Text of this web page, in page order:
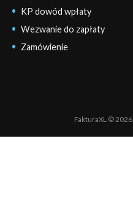
KP dowód wpłaty
Wezwanie do zapłaty
Zamówienie
FakturaXL © 2026.